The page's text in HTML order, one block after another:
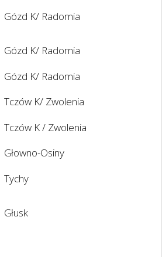
Gózd K/ Radomia
Gózd K/ Radomia
Gózd K/ Radomia
Tczów K/ Zwolenia
Tczów K / Zwolenia
Głowno-Osiny
Tychy
Głusk